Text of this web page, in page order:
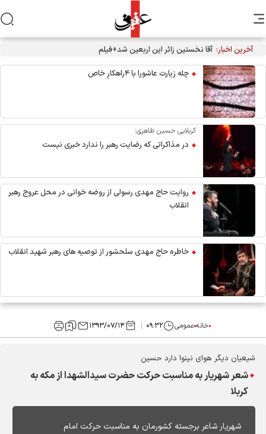
آخرین اخبار: آقا نخستین زائر این اربعین شد+فیلم
چله زیارت عاشورا با ۴راهکارِ خاص
کربلایی حسین طاهری:
در مذاکراتی که رضایت رهبر را ندارد خبری نیست
روایت حاج مهدی رسولی از روضه خوانی در محل عروج رهبر
انقلاب
خاطره حاج مهدی سلحشور از توصیه های رهبر شهید انقلاب
خانهعمومی ۰۹:۳۲ ۱۳۹۳/۰۷/۱۴
شیعیان دیگر هوای نینوا دارد حسین
شعر شهریار به مناسبت حرکت حضرت سیدالشهدا از مکه به
کربلا
شهریار شاعر برجسته کشورمان به مناسبت حرکت امام